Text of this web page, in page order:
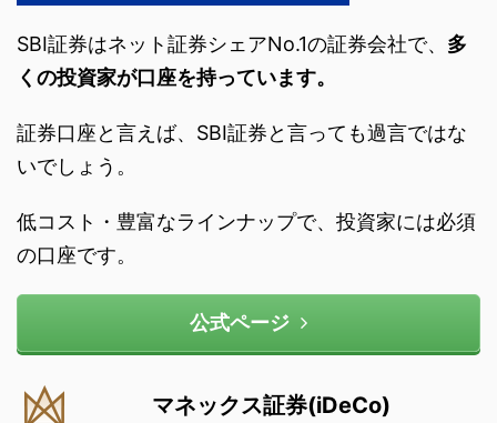
SBI証券はネット証券シェアNo.1の証券会社で、 多
くの投資家が口座を持っています。
証券口座と言えば、SBI証券と言っても過言ではな
いでしょう。
低コスト・豊富なラインナップで、投資家には必須
の口座です。
公式ページ
マネックス証券(iDeCo)